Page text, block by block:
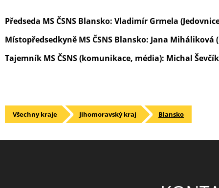
Předseda MS ČSNS Blansko: Vladimír Grmela
Místopředsedkyně MS ČSNS Blansko: Jana Miháliková
Tajemník MS ČSNS (komunikace, média): Michal
Všechny kraje Jihomoravský kraj Blansko